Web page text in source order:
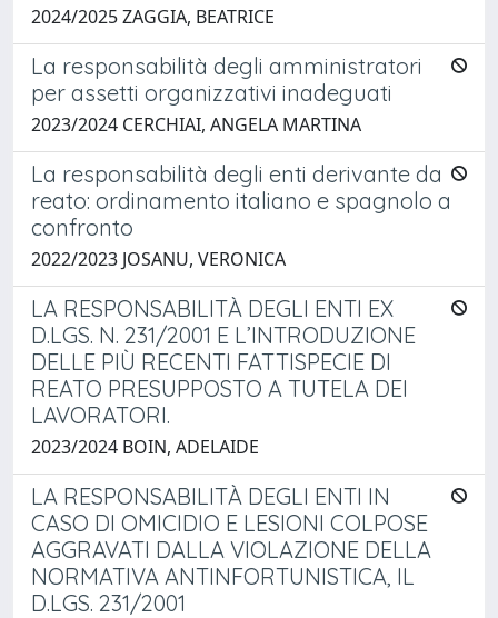
2024/2025 ZAGGIA, BEATRICE
La responsabilità degli amministratori
per assetti organizzativi inadeguati
2023/2024 CERCHIAI, ANGELA MARTINA
La responsabilità degli enti derivante da
reato: ordinamento italiano e spagnolo a
confronto
2022/2023 JOSANU, VERONICA
LA RESPONSABILITÀ DEGLI ENTI EX
D.LGS. N. 231/2001 E L’INTRODUZIONE
DELLE PIÙ RECENTI FATTISPECIE DI
REATO PRESUPPOSTO A TUTELA DEI
LAVORATORI.
2023/2024 BOIN, ADELAIDE
LA RESPONSABILITÀ DEGLI ENTI IN
CASO DI OMICIDIO E LESIONI COLPOSE
AGGRAVATI DALLA VIOLAZIONE DELLA
NORMATIVA ANTINFORTUNISTICA, IL
D.LGS. 231/2001